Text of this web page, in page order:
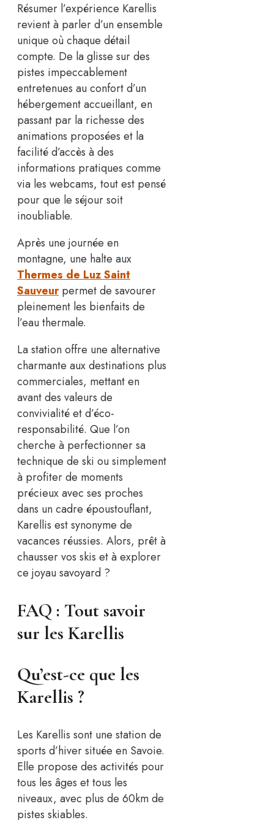
Résumer l’expérience Karellis
revient à parler d’un ensemble
unique où chaque détail
compte. De la glisse sur des
pistes impeccablement
entretenues au confort d’un
hébergement accueillant, en
passant par la richesse des
animations proposées et la
facilité d’accès à des
informations pratiques comme
via les webcams, tout est pensé
pour que le séjour soit
inoubliable.
Après une journée en
montagne, une halte aux
Thermes de Luz Saint
Sauveurpermet de savourer
pleinement les bienfaits de
l’eau thermale.
La station offre une alternative
charmante aux destinations plus
commerciales, mettant en
avant des valeurs de
convivialité et d’éco-
responsabilité. Que l’on
cherche à perfectionner sa
technique de ski ou simplement
à profiter de moments
précieux avec ses proches
dans un cadre époustouflant,
Karellis est synonyme de
vacances réussies. Alors, prêt à
chausser vos skis et à explorer
ce joyau savoyard ?
FAQ : Tout savoir
sur les Karellis
Qu’est-ce que les
Karellis ?
Les Karellis sont une station de
sports d’hiver située en Savoie.
Elle propose des activités pour
tous les âges et tous les
niveaux, avec plus de 60km de
pistes skiables.